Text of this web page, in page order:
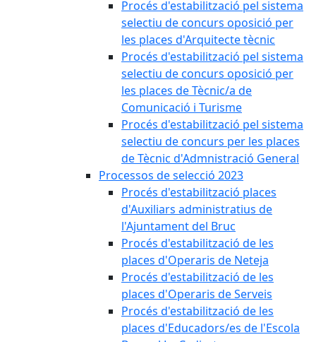
Procés d'estabilització pel sistema
selectiu de concurs oposició per
les places d'Arquitecte tècnic
Procés d'estabilització pel sistema
selectiu de concurs oposició per
les places de Tècnic/a de
Comunicació i Turisme
Procés d'estabilització pel sistema
selectiu de concurs per les places
de Tècnic d'Admnistració General
Processos de selecció 2023
Procés d'estabilització places
d'Auxiliars administratius de
l'Ajuntament del Bruc
Procés d'estabilització de les
places d'Operaris de Neteja
Procés d'estabilització de les
places d'Operaris de Serveis
Procés d'estabilització de les
places d'Educadors/es de l'Escola